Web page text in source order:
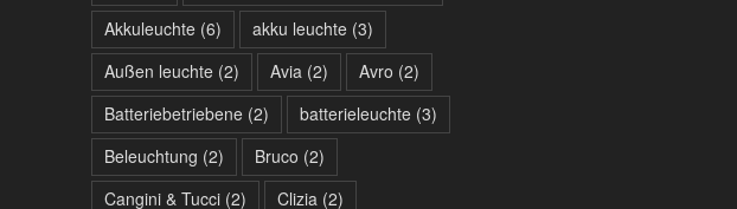
Akkuleuchte(6) akku leuchte(3)
Außen leuchte(2) Avia(2) Avro (2)
Batteriebetriebene(2) batterieleuchte(3)
Beleuchtung (2) Bruco (2)
Cangini & Tucci(2) Clizia(2)